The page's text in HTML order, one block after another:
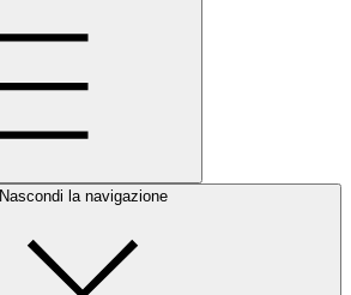
Nascondi la navigazione